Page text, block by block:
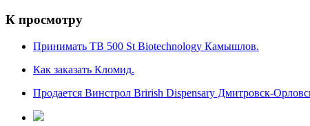
К просмотру
Принимать TB 500 St Biotechnology Камышлов.
Как заказать Кломид.
Продается Винстрол Brirish Dispensary Дмитровск-